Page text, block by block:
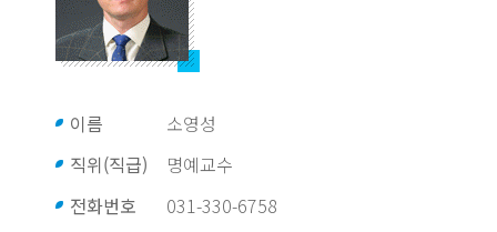
이름
소영성
직위(직급)
명예교수
전화번호
031-330-6758